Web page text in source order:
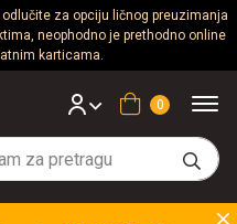
za opciju ličnog preuzimanja
neophodno je prethodno online
karticama.
Korpa